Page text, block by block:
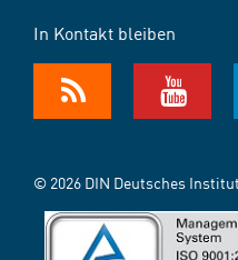
In Kontakt bleiben
© 2026 DIN Deutsches